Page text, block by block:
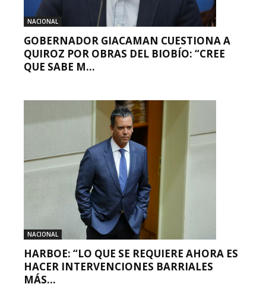
NACIONAL
GOBERNADOR GIACAMAN CUESTIONA A
QUIROZ POR OBRAS DEL BIOBÍO: “CREE
QUE SABE M...
NACIONAL
HARBOE: “LO QUE SE REQUIERE AHORA ES
HACER INTERVENCIONES BARRIALES
MÁS...